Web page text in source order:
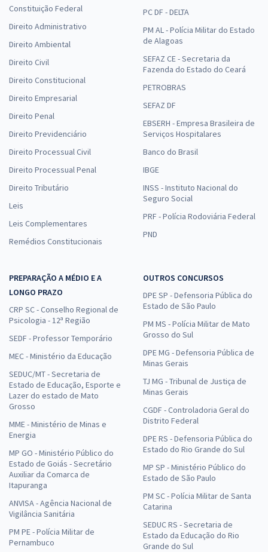
Constituição Federal
Direito Administrativo
Direito Ambiental
Direito Civil
Direito Constitucional
Direito Empresarial
Direito Penal
Direito Previdenciário
Direito Processual Civil
Direito Processual Penal
Direito Tributário
Leis
Leis Complementares
Remédios Constitucionais
PC DF - DELTA
PM AL - Polícia Militar do Estado
de Alagoas
SEFAZ CE - Secretaria da
Fazenda do Estado do Ceará
PETROBRAS
SEFAZ DF
EBSERH - Empresa Brasileira de
Serviços Hospitalares
Banco do Brasil
IBGE
INSS - Instituto Nacional do
Seguro Social
PRF - Polícia Rodoviária Federal
PND
PREPARAÇÃO A MÉDIO E A
LONGO PRAZO
CRP SC - Conselho Regional de
Psicologia - 12ª Região
SEDF - Professor Temporário
MEC - Ministério da Educação
SEDUC/MT - Secretaria de
Estado de Educação, Esporte e
Lazer do estado de Mato
Grosso
MME - Ministério de Minas e
Energia
MP GO - Ministério Público do
Estado de Goiás - Secretário
Auxiliar da Comarca de
Itapuranga
ANVISA - Agência Nacional de
Vigilância Sanitária
PM PE - Polícia Militar de
Pernambuco
OUTROS CONCURSOS
DPE SP - Defensoria Pública do
Estado de São Paulo
PM MS - Polícia Militar de Mato
Grosso do Sul
DPE MG - Defensoria Pública de
Minas Gerais
TJ MG - Tribunal de Justiça de
Minas Gerais
CGDF - Controladoria Geral do
Distrito Federal
DPE RS - Defensoria Pública do
Estado do Rio Grande do Sul
MP SP - Ministério Público do
Estado de São Paulo
PM SC - Polícia Militar de Santa
Catarina
SEDUC RS - Secretaria de
Estado da Educação do Rio
Grande do Sul